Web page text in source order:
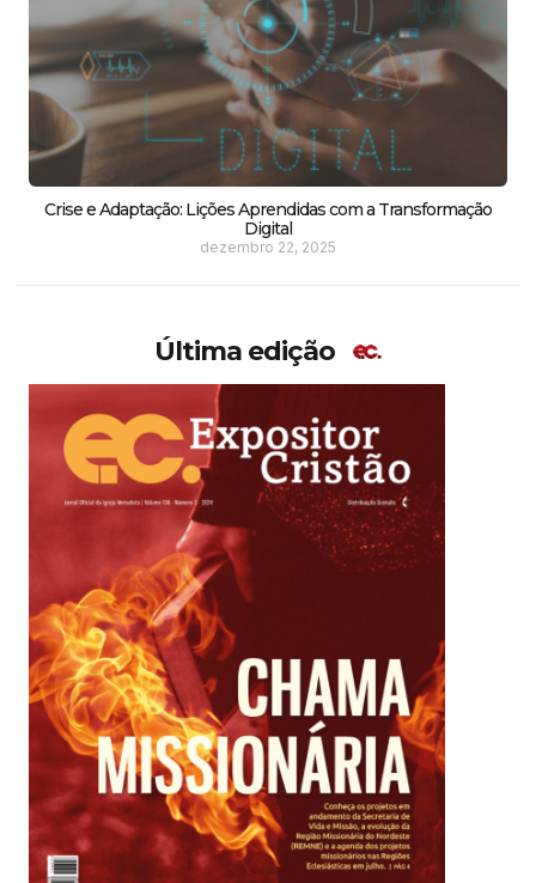
Crise e Adaptação: Lições Aprendidas com a Transformação
Digital
dezembro 22, 2025
Última edição